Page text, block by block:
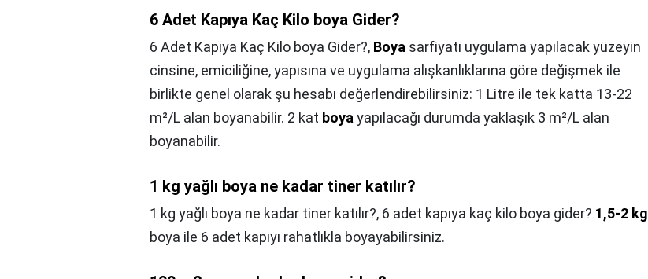
6 Adet Kapıya Kaç Kilo boya Gider?
6 Adet Kapıya Kaç Kilo boya Gider?, Boya sarfiyatı uygulama yapılacak yüzeyin
cinsine, emiciliğine, yapısına ve uygulama alışkanlıklarına göre değişmek ile
birlikte genel olarak şu hesabı değerlendirebilirsiniz: 1 Litre ile tek katta 13-22
m²/L alan boyanabilir. 2 kat boyayapılacağı durumda yaklaşık 3 m²/L alan
boyanabilir.
1 kg yağlı boya ne kadar tiner katılır?
1 kg yağlı boya ne kadar tiner katılır?, 6 adet kapıya kaç kilo boya gider? 1,5-2 kg
boya ile 6 adet kapıyı rahatlıkla boyayabilirsiniz.